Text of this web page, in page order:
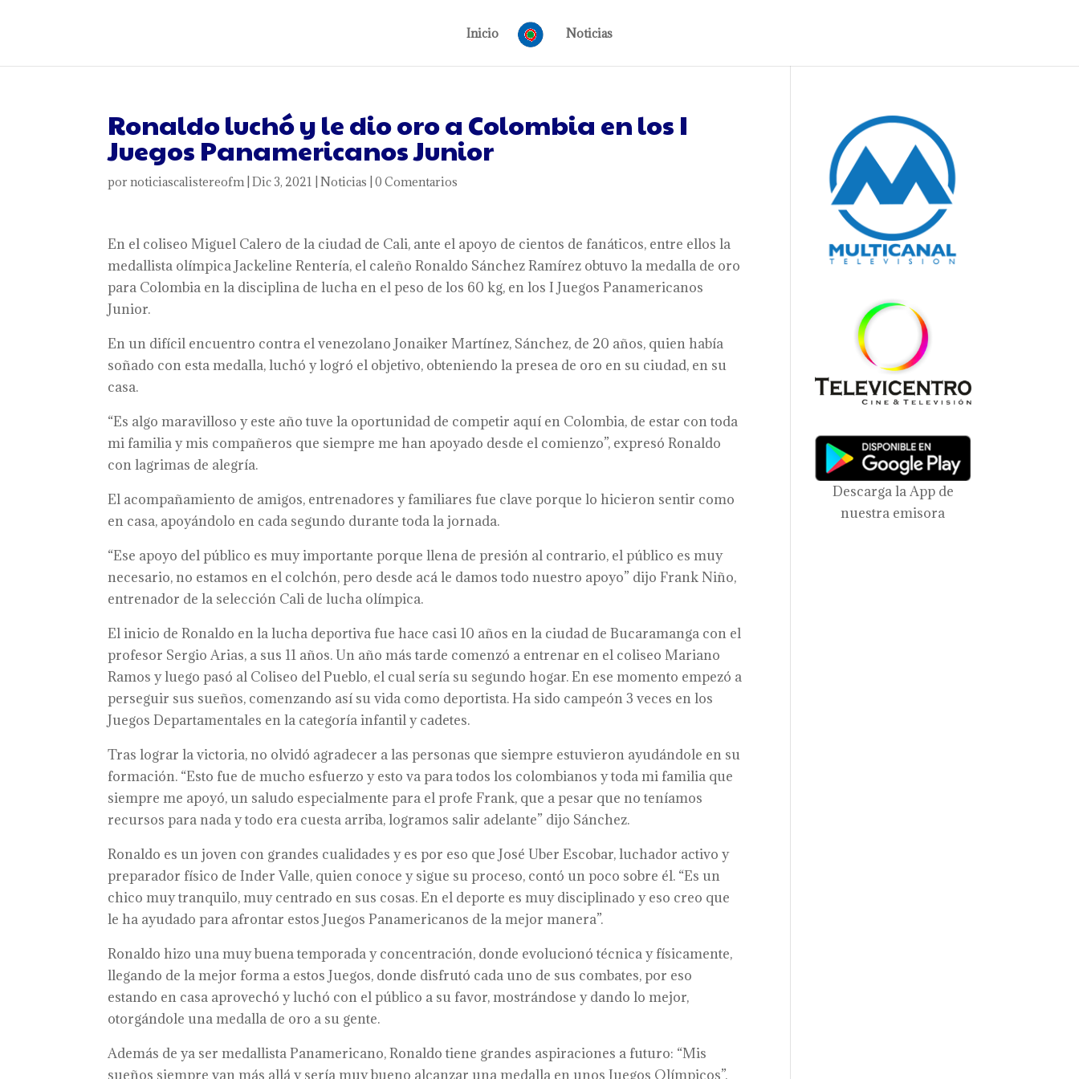
Inicio Noticias
Ronaldo luchó y le dio oro a Colombia en los I
Juegos Panamericanos Junior
pornoticiascalistereofm|Dic 3, 2021 |Noticias |0 Comentarios
En el coliseo Miguel Calero de la ciudad de Cali, ante el apoyo de cientos de fanáticos, entre ellos la
medallista olímpica Jackeline Rentería, el caleño Ronaldo Sánchez Ramírez obtuvo la medalla de oro
para Colombia en la disciplina de lucha en el peso de los 60 kg, en los I Juegos Panamericanos
Junior.
En un difícil encuentro contra el venezolano Jonaiker Martínez, Sánchez, de 20 años, quien había
soñado con esta medalla, luchó y logró el objetivo, obteniendo la presea de oro en su ciudad, en su
casa.
“Es algo maravilloso y este año tuve la oportunidad de competir aquí en Colombia, de estar con toda
mi familia y mis compañeros que siempre me han apoyado desde el comienzo”, expresó Ronaldo
con lagrimas de alegría.
El acompañamiento de amigos, entrenadores y familiares fue clave porque lo hicieron sentir como
en casa, apoyándolo en cada segundo durante toda la jornada.
“Ese apoyo del público es muy importante porque llena de presión al contrario, el público es muy
necesario, no estamos en el colchón, pero desde acá le damos todo nuestro apoyo” dijo Frank Niño,
entrenador de la selección Cali de lucha olímpica.
El inicio de Ronaldo en la lucha deportiva fue hace casi 10 años en la ciudad de Bucaramanga con el
profesor Sergio Arias, a sus 11 años. Un año más tarde comenzó a entrenar en el coliseo Mariano
Ramos y luego pasó al Coliseo del Pueblo, el cual sería su segundo hogar. En ese momento empezó a
perseguir sus sueños, comenzando así su vida como deportista. Ha sido campeón 3 veces en los
Juegos Departamentales en la categoría infantil y cadetes.
Tras lograr la victoria, no olvidó agradecer a las personas que siempre estuvieron ayudándole en su
formación. “Esto fue de mucho esfuerzo y esto va para todos los colombianos y toda mi familia que
siempre me apoyó, un saludo especialmente para el profe Frank, que a pesar que no teníamos
recursos para nada y todo era cuesta arriba, logramos salir adelante” dijo Sánchez.
Ronaldo es un joven con grandes cualidades y es por eso que José Uber Escobar, luchador activo y
preparador físico de Inder Valle, quien conoce y sigue su proceso, contó un poco sobre él. “Es un
chico muy tranquilo, muy centrado en sus cosas. En el deporte es muy disciplinado y eso creo que
le ha ayudado para afrontar estos Juegos Panamericanos de la mejor manera”.
Ronaldo hizo una muy buena temporada y concentración, donde evolucionó técnica y físicamente,
llegando de la mejor forma a estos Juegos, donde disfrutó cada uno de sus combates, por eso
estando en casa aprovechó y luchó con el público a su favor, mostrándose y dando lo mejor,
otorgándole una medalla de oro a su gente.
Además de ya ser medallista Panamericano, Ronaldo tiene grandes aspiraciones a futuro: “Mis
sueños siempre van más allá y sería muy bueno alcanzar una medalla en unos Juegos Olímpicos”,
Descarga la App de
nuestra emisora